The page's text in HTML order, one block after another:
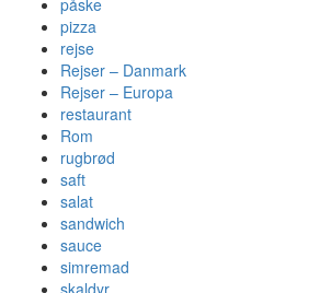
påske
pizza
rejse
Rejser – Danmark
Rejser – Europa
restaurant
Rom
rugbrød
saft
salat
sandwich
sauce
simremad
skaldyr